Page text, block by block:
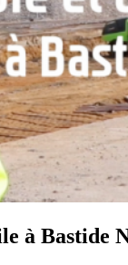
à Bastide